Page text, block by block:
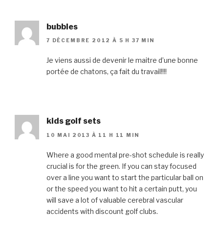
bubbles
7 DÉCEMBRE 2012 À 5 H 37 MIN
Je viens aussi de devenir le maitre d’une bonne
portée de chatons, ça fait du travail!!!!
kids golf sets
10 MAI 2013 À 11 H 11 MIN
Where a good mental pre-shot schedule is really
crucial is for the green. If you can stay focused
over a line you want to start the particular ball on
or the speed you want to hit a certain putt, you
will save a lot of valuable cerebral vascular
accidents with discount golf clubs.